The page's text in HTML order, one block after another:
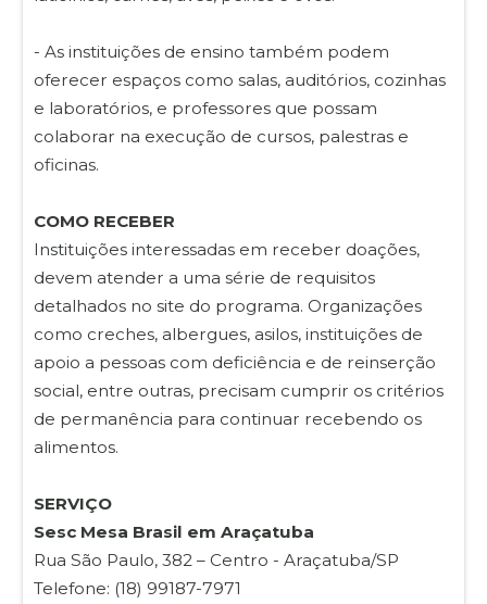
- As instituições de ensino também podem
oferecer espaços como salas, auditórios, cozinhas
e laboratórios, e professores que possam
colaborar na execução de cursos, palestras e
oficinas.
COMO RECEBER
Instituições interessadas em receber doações,
devem atender a uma série de requisitos
detalhados no site do programa. Organizações
como creches, albergues, asilos, instituições de
apoio a pessoas com deficiência e de reinserção
social, entre outras, precisam cumprir os critérios
de permanência para continuar recebendo os
alimentos.
SERVIÇO
Sesc Mesa Brasil em Araçatuba
Rua São Paulo, 382 – Centro - Araçatuba/SP
Telefone: (18) 99187-7971